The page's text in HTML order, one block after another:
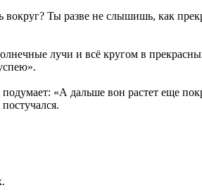
Ты разве не слышишь, как
лучи и всё кругом в
«А дальше вон растет еще